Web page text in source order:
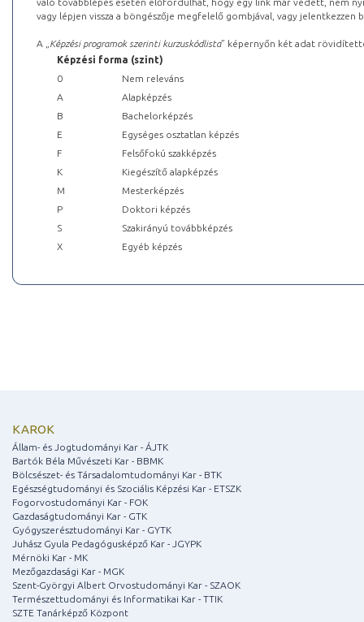
való továbblépés esetén előfordulhat, hogy egy link már védett, nem
vagy lépjen vissza a böngészője megfelelő gombjával, vagy
A „ Képzési programok szerinti kurzuskódlista” képernyőn két adat
Képzési forma (szint)
0
Nem releváns
A
Alapképzés
B
Bachelorképzés
E
Egységes osztatlan képzés
F
Felsőfokú szakképzés
K
Kiegészítő alapképzés
M
Mesterképzés
P
Doktori képzés
S
Szakirányú továbbképzés
X
Egyéb képzés
KAROK
Állam- és Jogtudományi Kar - ÁJTK
Bartók Béla Művészeti Kar - BBMK
Bölcsészet- és Társadalomtudományi Kar - BTK
Egészségtudományi és Szociális Képzési Kar - ETSZK
Fogorvostudományi Kar - FOK
Gazdaságtudományi Kar - GTK
Gyógyszerésztudományi Kar - GYTK
Juhász Gyula Pedagógusképző Kar - JGYPK
Mérnöki Kar - MK
Mezőgazdasági Kar - MGK
Szent-Györgyi Albert Orvostudományi Kar - SZAOK
Természettudományi és Informatikai Kar - TTIK
SZTE Tanárképző Központ